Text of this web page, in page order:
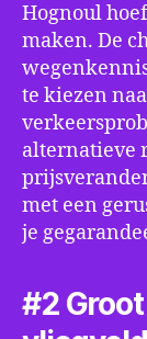
Hognoul
maken. De
te kiezen
alternatieve
met een
je
#2